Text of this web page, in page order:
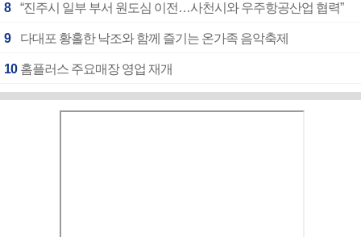
8 “진주시 일부 부서 원도심 이전…사천시와 우주항공산업 협력”
9 다대포 황홀한 낙조와 함께 즐기는 온가족 음악축제
10 홈플러스 주요매장 영업 재개